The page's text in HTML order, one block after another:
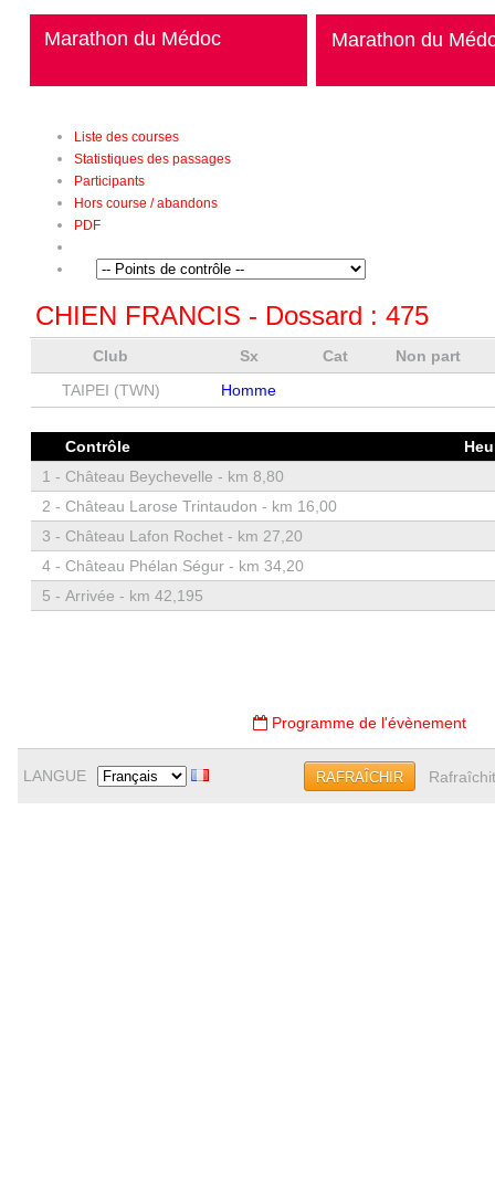
Marathon du Médoc Marathon du
Liste des courses
Statistiques des passages
Participants
Hors course / abandons
PDF
CHIEN FRANCIS - Dossard : 475
Club Sx Cat
Non part
TAIPEI (TWN)
Homme
Contrôle
1 - Château Beychevelle - km 8,80
2 - Château Larose Trintaudon - km 16,00
3 - Château Lafon Rochet - km 27,20
4 - Château Phélan Ségur - km 34,20
5 - Arrivée - km 42,195
Programme de l'évènement
LANGUE RAFRAÎCHIR